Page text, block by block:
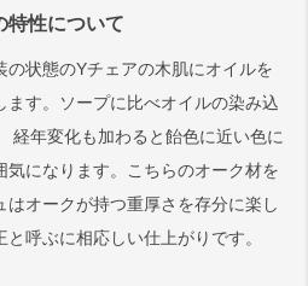
特性について
の状態のYチェアの木肌にオイルを
す。ソープに比べオイルの染み込
経年変化も加わると飴色に近い色に
気になります。こちらのオーク材を
オークが持つ重厚さを存分に楽し
呼ぶに相応しい仕上がりです。